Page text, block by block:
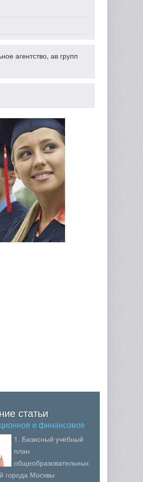
агентство, ав групп
статьи
и финансовое
1. Базисный учебный
план
общеобразовательных
города Москвы